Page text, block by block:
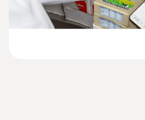
App
Mediciones con gran
Longitud de onda
650nm
instrucciones testo
104-IR BT